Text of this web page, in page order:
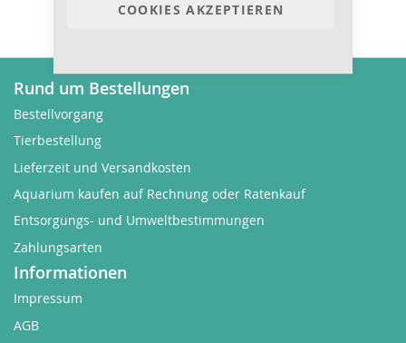
COOKIES AKZEPTIEREN
Rund um Bestellungen
Bestellvorgang
Tierbestellung
Lieferzeit und Versandkosten
Aquarium kaufen auf Rechnung oder Ratenkauf
Entsorgungs- und Umweltbestimmungen
Zahlungsarten
Informationen
Impressum
AGB